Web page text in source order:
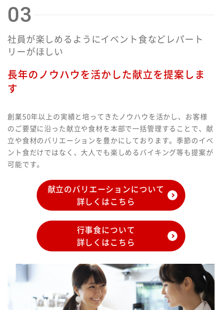
03
社員が楽しめるようにイベント食などレパート
リーがほしい
長年のノウハウを活かした献立を提案しま
す
創業50年以上の実績と培ってきたノウハウを活かし、お客様
のご要望に沿った献立や食材を本部で一括管理することで、献
立や食材のバリエーションを豊かにしております。季節のイベ
ント食だけではなく、大人でも楽しめるバイキング等も提案が
可能です。
献立のバリエーションについて
詳しくはこちら
行事食について
詳しくはこちら